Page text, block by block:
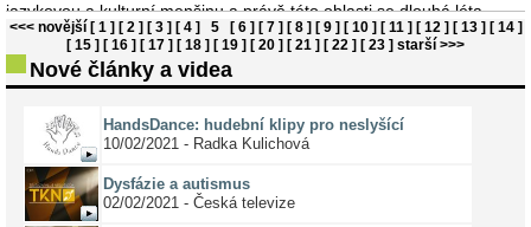
jazykovou a kulturní menšinu a právě této oblasti se dlouhá léta
nevěnovala dostatečná pozornost. V minulosti byly velmi důležité
ústavy pro hluchoněmé, které se staly nejen vzdělávacími, al ...
<<< novější [ 1 ] [ 2 ] [ 3 ] [ 4 ] 5 [ 6 ] [ 7 ] [ 8 ] [ 9 ] [ 10 ] [ 11 ] [ 12 ] [ 13 ] [ 14 ]
[ 15 ] [ 16 ] [ 17 ] [ 18 ] [ 19 ] [ 20 ] [ 21 ] [ 22 ] [ 23 ] starší >>>
Nové články a videa
HandsDance: hudební klipy pro neslyšící
10/02/2021 - Radka Kulichová
Dysfázie a autismus
02/02/2021 - Česká televize